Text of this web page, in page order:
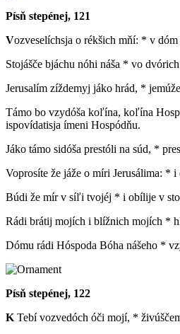
Písň stepénej, 121
Vozveselíchsja o rékšich mňí: * v
Stojášče bjáchu nóhi náša * vo
Jerusalím zíždemyj jáko hrád, *
Támo bo vzydóša koľína, koľína
ispovídatisja ímeni Hospódňu.
Jáko támo sidóša prestóli na súd, *
Voprosíte že jáže o míri Jerusálima: *
Búdi že mír v síľi tvojéj * i obílije v
Rádi brátij mojích i blížnich mojích *
Dómu rádi Hóspoda Bóha nášeho *
Písň stepénej, 122
K Tebí vozvedóch óči mojí, *